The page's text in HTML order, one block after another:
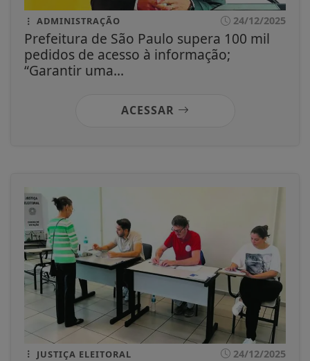
ADMINISTRAÇÃO 24/12/2025
Prefeitura de São Paulo supera 100 mil
pedidos de acesso à informação;
“Garantir uma...
ACESSAR
JUSTIÇA ELEITORAL 24/12/2025